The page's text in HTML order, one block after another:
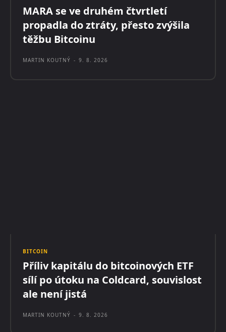
MARA se ve druhém čtvrtletí
propadla do ztráty, přesto zvýšila
těžbu Bitcoinu
MARTIN KOUTNÝ - 9. 8. 2026
BITCOIN
Příliv kapitálu do bitcoinových ETF
sílí po útoku na Coldcard, souvislost
ale není jistá
MARTIN KOUTNÝ - 9. 8. 2026